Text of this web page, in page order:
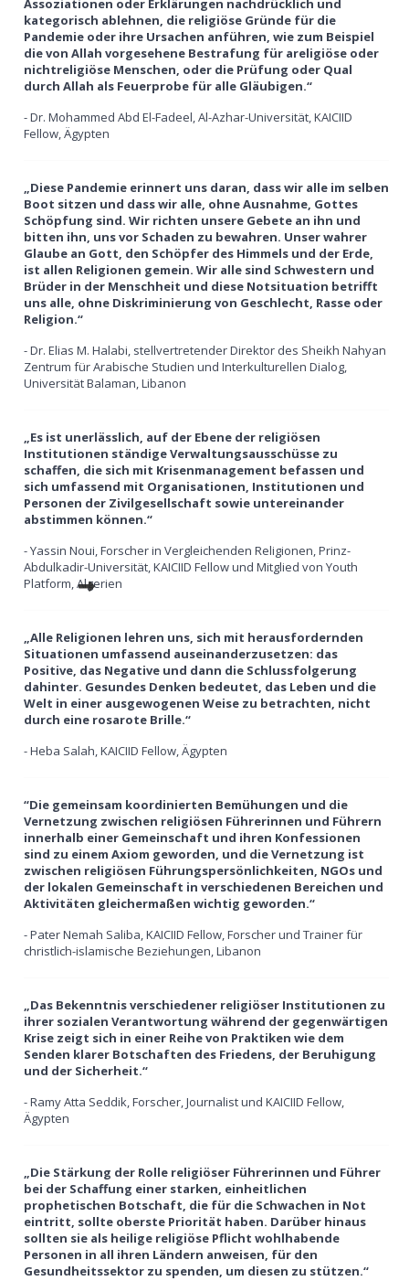
Assoziationen oder Erklärungen nachdrücklich und
kategorisch ablehnen, die religiöse Gründe für die
Pandemie oder ihre Ursachen anführen, wie zum Beispiel
die von Allah vorgesehene Bestrafung für areligiöse oder
nichtreligiöse Menschen, oder die Prüfung oder Qual
durch Allah als Feuerprobe für alle Gläubigen.“
- Dr. Mohammed Abd El-Fadeel, Al-Azhar-Universität, KAICIID
Fellow, Ägypten
„Diese Pandemie erinnert uns daran, dass wir alle im selben
Boot sitzen und dass wir alle, ohne Ausnahme, Gottes
Schöpfung sind. Wir richten unsere Gebete an ihn und
bitten ihn, uns vor Schaden zu bewahren. Unser wahrer
Glaube an Gott, den Schöpfer des Himmels und der Erde,
ist allen Religionen gemein. Wir alle sind Schwestern und
Brüder in der Menschheit und diese Notsituation betrifft
uns alle, ohne Diskriminierung von Geschlecht, Rasse oder
Religion.“
- Dr. Elias M. Halabi, stellvertretender Direktor des Sheikh Nahyan
Zentrum für Arabische Studien und Interkulturellen Dialog,
Universität Balaman, Libanon
„Es ist unerlässlich, auf der Ebene der religiösen
Institutionen ständige Verwaltungsausschüsse zu
schaffen, die sich mit Krisenmanagement befassen und
sich umfassend mit Organisationen, Institutionen und
Personen der Zivilgesellschaft sowie untereinander
abstimmen können.“
- Yassin Noui, Forscher in Vergleichenden Religionen, Prinz-
Abdulkadir-Universität, KAICIID Fellow und Mitglied von Youth
Platform, Algerien
„Alle Religionen lehren uns, sich mit herausfordernden
Situationen umfassend auseinanderzusetzen: das
Positive, das Negative und dann die Schlussfolgerung
dahinter. Gesundes Denken bedeutet, das Leben und die
Welt in einer ausgewogenen Weise zu betrachten, nicht
durch eine rosarote Brille.“
- Heba Salah, KAICIID Fellow, Ägypten
“Die gemeinsam koordinierten Bemühungen und die
Vernetzung zwischen religiösen Führerinnen und Führern
innerhalb einer Gemeinschaft und ihren Konfessionen
sind zu einem Axiom geworden, und die Vernetzung ist
zwischen religiösen Führungspersönlichkeiten, NGOs und
der lokalen Gemeinschaft in verschiedenen Bereichen und
Aktivitäten gleichermaßen wichtig geworden.“
- Pater Nemah Saliba, KAICIID Fellow, Forscher und Trainer für
christlich-islamische Beziehungen, Libanon
„Das Bekenntnis verschiedener religiöser Institutionen zu
ihrer sozialen Verantwortung während der gegenwärtigen
Krise zeigt sich in einer Reihe von Praktiken wie dem
Senden klarer Botschaften des Friedens, der Beruhigung
und der Sicherheit.“
- Ramy Atta Seddik, Forscher, Journalist und KAICIID Fellow,
Ägypten
„Die Stärkung der Rolle religiöser Führerinnen und Führer
bei der Schaffung einer starken, einheitlichen
prophetischen Botschaft, die für die Schwachen in Not
eintritt, sollte oberste Priorität haben. Darüber hinaus
sollten sie als heilige religiöse Pflicht wohlhabende
Personen in all ihren Ländern anweisen, für den
Gesundheitssektor zu spenden, um diesen zu stützen.“